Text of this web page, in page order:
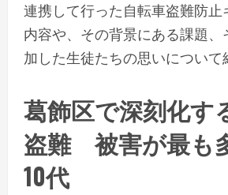
連携して行った自転車盗難防止
内容や、その背景にある課題、
加した生徒たちの思いについて
葛飾区で深刻化す
盗難 被害が最も
10代